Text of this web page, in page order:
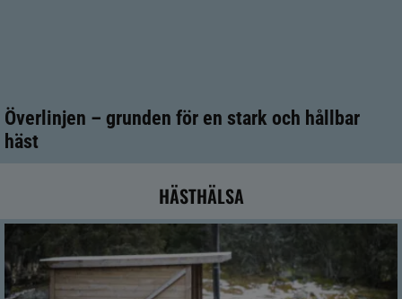
Överlinjen – grunden för en stark och hållbar
häst
HÄSTHÄLSA